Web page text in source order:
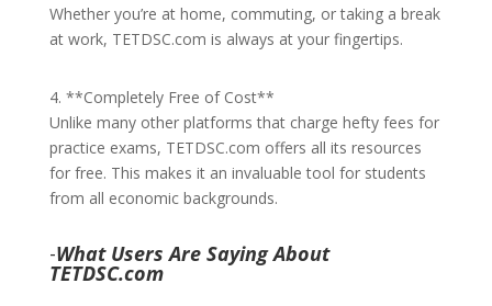
Whether you’re at home, commuting, or taking a break
at work, TETDSC.com is always at your fingertips.
4. **Completely Free of Cost**
Unlike many other platforms that charge hefty fees for
practice exams, TETDSC.com offers all its resources
for free. This makes it an invaluable tool for students
from all economic backgrounds.
-What Users Are Saying About
TETDSC.com